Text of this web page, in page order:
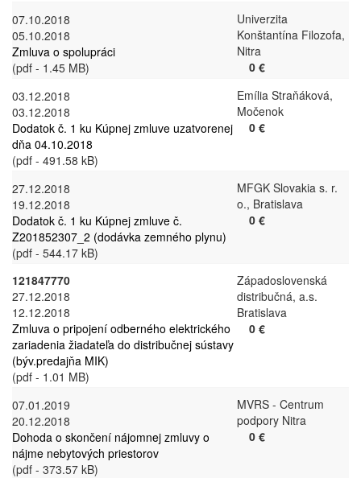
07.10.2018
05.10.2018
Zmluva o spolupráci
(pdf - 1.45 MB)
Univerzita
Konštantína Filozofa,
Nitra
0 €
03.12.2018
03.12.2018
Dodatok č. 1 ku Kúpnej zmluve uzatvorenej
dňa 04.10.2018
(pdf - 491.58 kB)
Emília Straňáková,
Močenok
0 €
27.12.2018
19.12.2018
Dodatok č. 1 ku Kúpnej zmluve č.
Z201852307_2 (dodávka zemného plynu)
(pdf - 544.17 kB)
MFGK Slovakia s. r.
o., Bratislava
0 €
121847770
27.12.2018
12.12.2018
Zmluva o pripojení odberného elektrického
zariadenia žiadateľa do distribučnej sústavy
(býv.predajňa MIK)
(pdf - 1.01 MB)
Západoslovenská
distribučná, a.s.
Bratislava
0 €
07.01.2019
20.12.2018
Dohoda o skončení nájomnej zmluvy o
nájme nebytových priestorov
(pdf - 373.57 kB)
MVRS - Centrum
podpory Nitra
0 €